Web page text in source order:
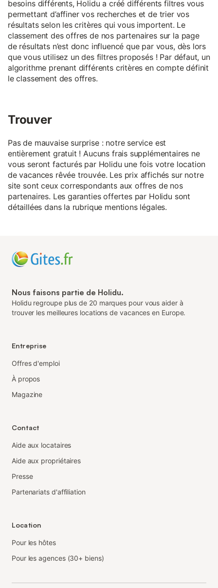
besoins différents, Holidu a créé différents filtres vous
permettant d’affiner vos recherches et de trier vos
résultats selon les critères qui vous importent. Le
classement des offres de nos partenaires sur la page
de résultats n’est donc influencé que par vous, dès lors
que vous utilisez un des filtres proposés ! Par défaut, un
algorithme prenant différents critères en compte définit
le classement des offres.
Trouver
Pas de mauvaise surprise : notre service est
entièrement gratuit ! Aucuns frais supplémentaires ne
vous seront facturés par Holidu une fois votre location
de vacances rêvée trouvée. Les prix affichés sur notre
site sont ceux correspondants aux offres de nos
partenaires. Les garanties offertes par Holidu sont
détaillées dans la rubrique mentions légales.
Nous faisons partie de Holidu.
Holidu regroupe plus de 20 marques pour vous aider à
trouver les meilleures locations de vacances en Europe.
Entreprise
Offres d'emploi
À propos
Magazine
Contact
Aide aux locataires
Aide aux propriétaires
Presse
Partenariats d'affiliation
Location
Pour les hôtes
Pour les agences (30+ biens)